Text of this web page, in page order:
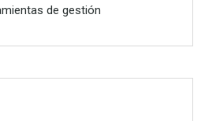
de gestión